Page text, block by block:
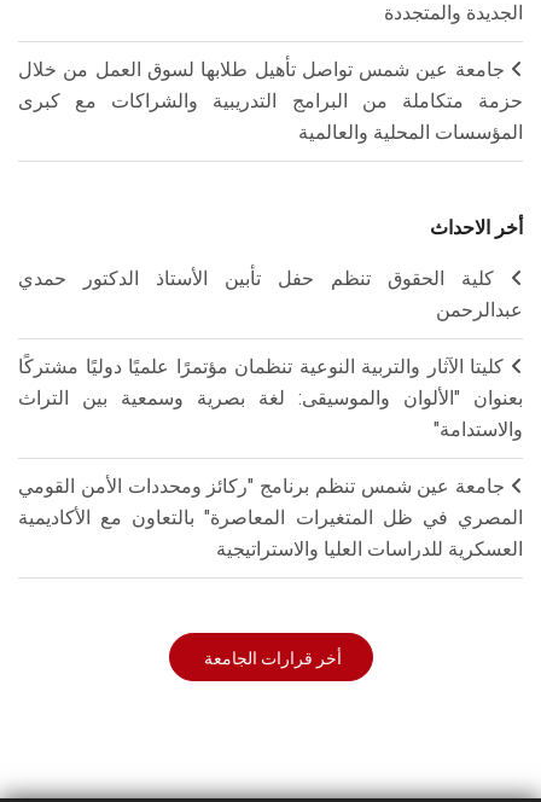
الجديدة والمتجددة
جامعة عين شمس تواصل تأهيل طلابها لسوق العمل من خلال
حزمة متكاملة من البرامج التدريبية والشراكات مع كبرى
المؤسسات المحلية والعالمية
أخر الاحداث
كلية الحقوق تنظم حفل تأبين الأستاذ الدكتور حمدي
عبدالرحمن
كليتا الآثار والتربية النوعية تنظمان مؤتمرًا علميًا دوليًا مشتركًا
بعنوان "الألوان والموسيقى: لغة بصرية وسمعية بين التراث
والاستدامة"
جامعة عين شمس تنظم برنامج "ركائز ومحددات الأمن القومي
المصري في ظل المتغيرات المعاصرة" بالتعاون مع الأكاديمية
العسكرية للدراسات العليا والاستراتيجية
أخر قرارات الجامعة